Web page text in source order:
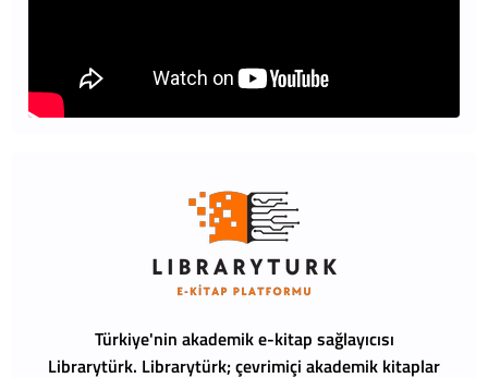
Türkiye'nin akademik e-kitap sağlayıcısı
Librarytürk. Librarytürk; çevrimiçi akademik kitaplar